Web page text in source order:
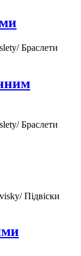
Браслети
Браслети
Підвіски